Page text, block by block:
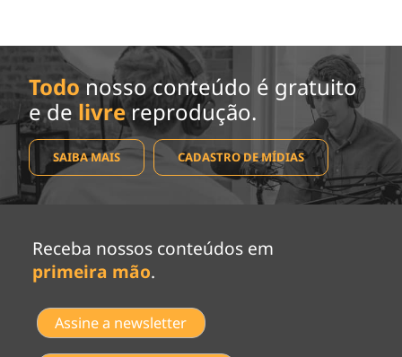
Todo nosso conteúdo é gratuito
e de livrereprodução.
SAIBA MAIS CADASTRO DE MÍDIAS
Receba nossos conteúdos em
primeira mão.
Assine a newsletter